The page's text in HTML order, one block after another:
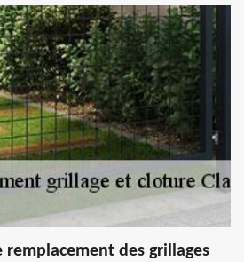
remplacement des grillages